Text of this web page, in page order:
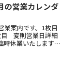
の営業カレンダ
業案内です。1枚目
目 変則営業日詳細
時休業いたします。